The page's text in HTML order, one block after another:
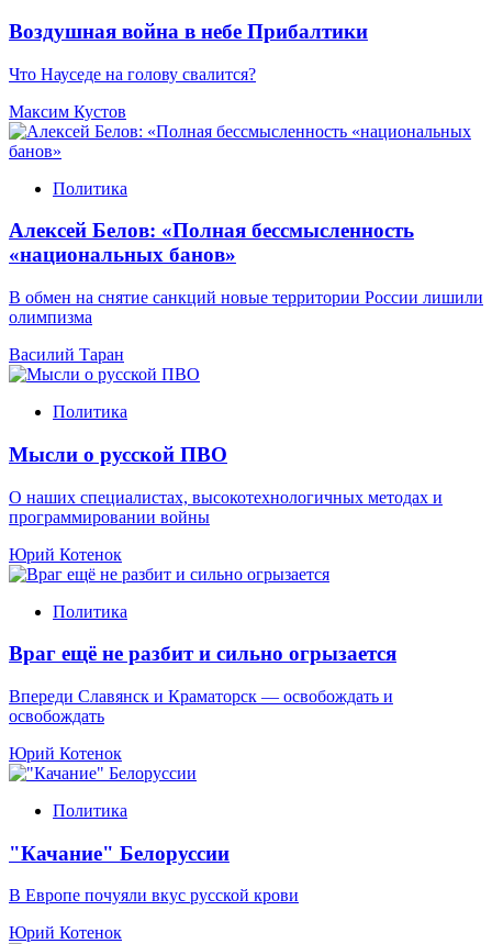
Воздушная война в небе Прибалтики
Что Науседе на голову свалится?
Максим Кустов
Политика
Алексей Белов: «Полная бессмысленность
«национальных банов»
В обмен на снятие санкций новые территории России лишили
олимпизма
Василий Таран
Политика
Мысли о русской ПВО
О наших специалистах, высокотехнологичных методах и
программировании войны
Юрий Котенок
Политика
Враг ещё не разбит и сильно огрызается
Впереди Славянск и Краматорск — освобождать и
освобождать
Юрий Котенок
Политика
"Качание" Белоруссии
В Европе почуяли вкус русской крови
Юрий Котенок